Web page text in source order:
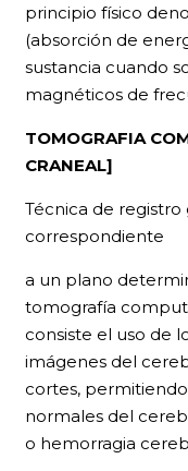
principio físico
(absorción de
sustancia cuando
magnéticos de
TOMOGRAFIA
CRANEAL]
Técnica de
correspondiente
a un plano
tomografía
consiste el uso de
imágenes del
cortes,
normales del
o hemorragia